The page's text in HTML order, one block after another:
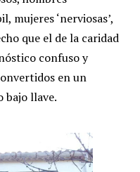
mujeres ‘nerviosas’,
que el de la caridad
confuso y
en un
bajo llave.